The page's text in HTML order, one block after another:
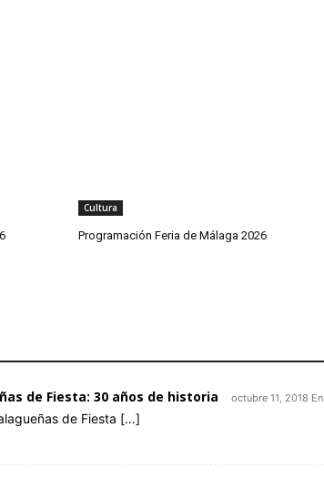
Cultura
Programación Feria de Málaga 2026
de Fiesta: 30 años de historia octubre 11, 2018
de Fiesta […]